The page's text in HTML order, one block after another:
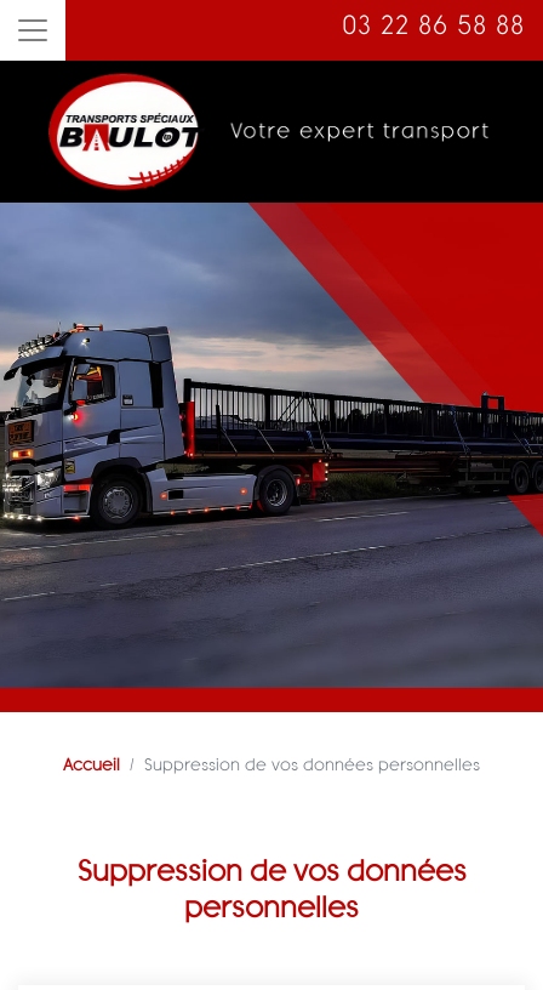
03 22 86 58 88
Accueil Suppression de vos données personnelles
Suppression de vos données
personnelles